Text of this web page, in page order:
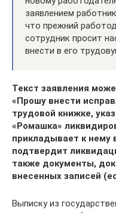
заявлением
что прежний
сотрудник просит
внести в его
Текст заявления
«Прошу внести
трудовой книжке,
«Ромашка»
прикладывает к нему
подтвердит
также документы,
внесенных записей
Выписку из